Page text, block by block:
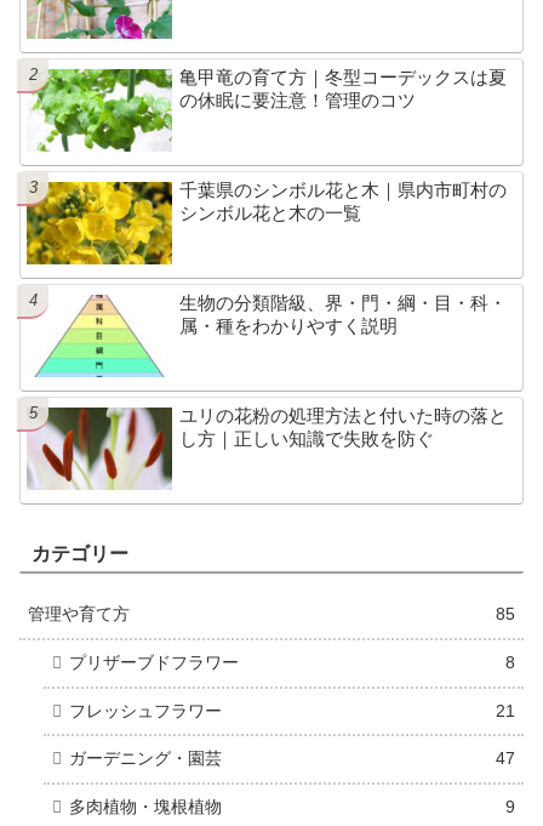
亀甲竜の育て方｜冬型コーデックスは夏
の休眠に要注意！管理のコツ
千葉県のシンボル花と木｜県内市町村の
シンボル花と木の一覧
生物の分類階級、界・門・綱・目・科・
属・種をわかりやすく説明
ユリの花粉の処理方法と付いた時の落と
し方｜正しい知識で失敗を防ぐ
カテゴリー
管理や育て方 85
プリザーブドフラワー 8
フレッシュフラワー 21
ガーデニング・園芸 47
多肉植物・塊根植物 9